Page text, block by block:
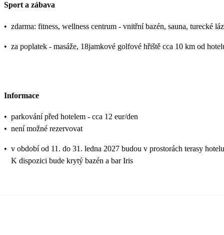
Sport a zábava
• zdarma: fitness, wellness centrum - vnitřní bazén, sauna, turecké
• za poplatek - masáže, 18jamkové golfové hřiště cca 10 km od
Informace
• parkování před hotelem - cca 12 eur/den
• není možné rezervovat
• v období od 11. do 31. ledna 2027 budou v prostorách terasy
K dispozici bude krytý bazén a bar Iris